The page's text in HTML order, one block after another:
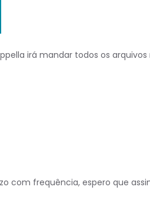
irá mandar todos os
com frequência, espero que